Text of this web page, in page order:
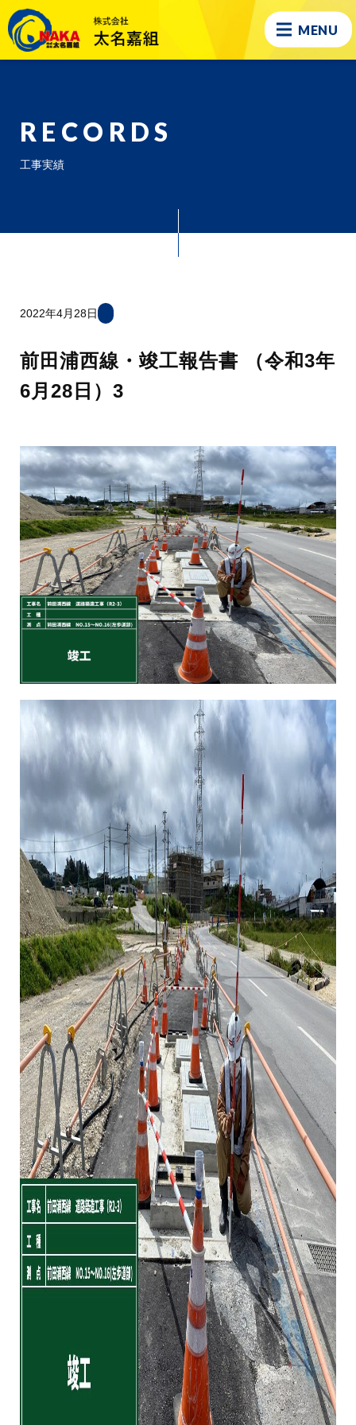
MENU
RECORDS
工事実績
2022年4月28日
前田浦西線・竣工報告書 （令和3年
6月28日）3